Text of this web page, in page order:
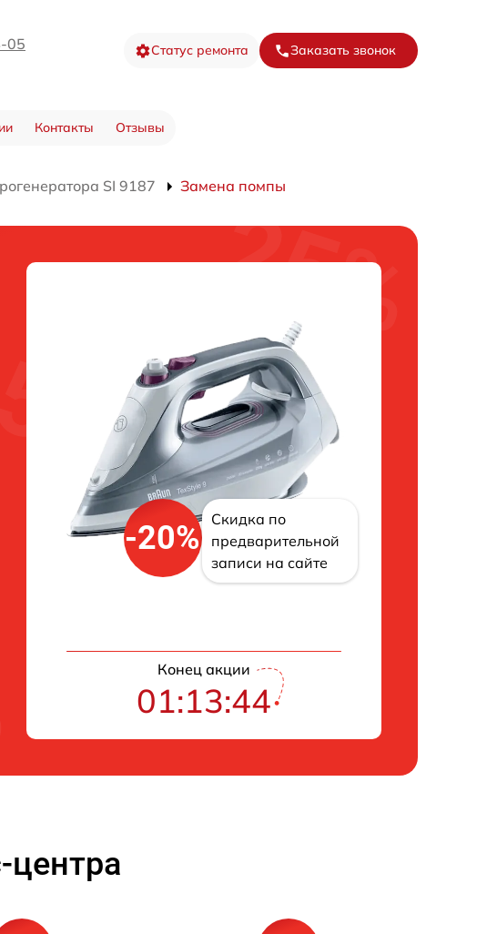
05 Статус ремонта Заказать звонок
Контакты Отзывы
SI 9187 Замена помпы
-20%
Скидка по
предварительной
записи на сайте
Конец акции
01:13:43